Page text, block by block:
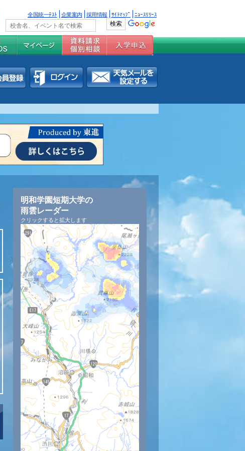
全国統一ﾃｽﾄ 企業案内 採用情報 ｻｲﾄﾏｯﾌﾟ ﾆｭｰｽﾘﾘｰｽ
明和学園短期大学の
雨雲レーダー
クリックすると拡大します